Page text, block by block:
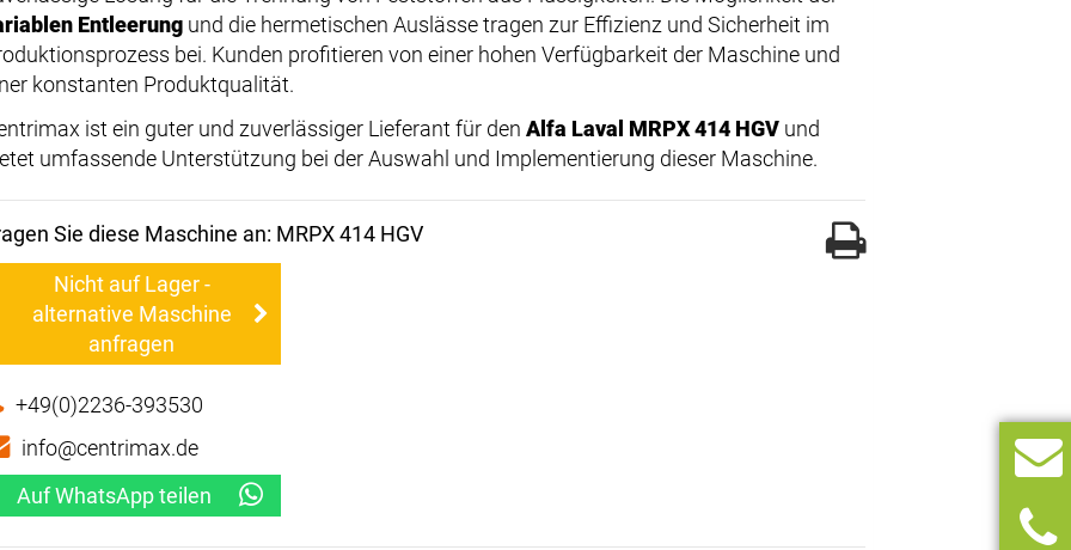
Entleerung und die hermetischen Auslässe tragen zur Effizienz und Sicherheit im
bei. Kunden profitieren von einer hohen Verfügbarkeit der Maschine und
konstanten Produktqualität.
ist ein guter und zuverlässiger Lieferant für den Alfa Laval MRPX 414 HGV und
umfassende Unterstützung bei der Auswahl und Implementierung dieser Maschine.
Sie diese Maschine an: MRPX 414 HGV
Nicht auf Lager -
alternative Maschine
anfragen
+49(0)2236-393530
info@centrimax.de
Auf WhatsApp teilen